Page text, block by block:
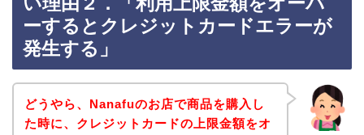
ーするとクレジットカードエラーが
発生する」
どうやら、Nanafuのお店で商品を購入し
た時に、クレジットカードの上限金額をオ